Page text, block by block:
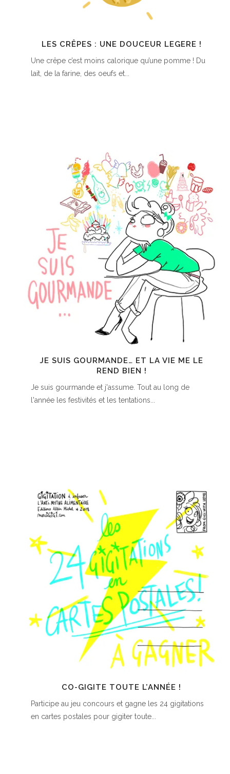
LES CRÊPES : UNE DOUCEUR LEGERE !
Une crêpe c’est moins calorique qu’une pomme ! Du
lait, de la farine, des oeufs et...
JE SUIS GOURMANDE… ET LA VIE ME LE
REND BIEN !
Je suis gourmande et j'assume. Tout au long de
l'année les festivités et les tentations...
CO-GIGITE TOUTE L’ANNÉE !
Participe au jeu concours et gagne les 24 gigitations
en cartes postales pour gigiter toute...